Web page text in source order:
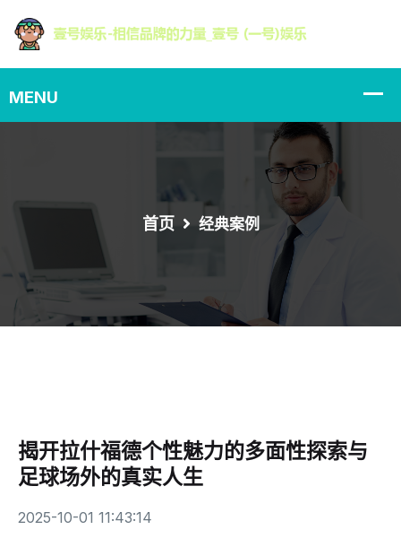
首页 经典案例
揭开拉什福德个性魅力的多面性探索与
足球场外的真实人生
2025-10-01 11:43:14